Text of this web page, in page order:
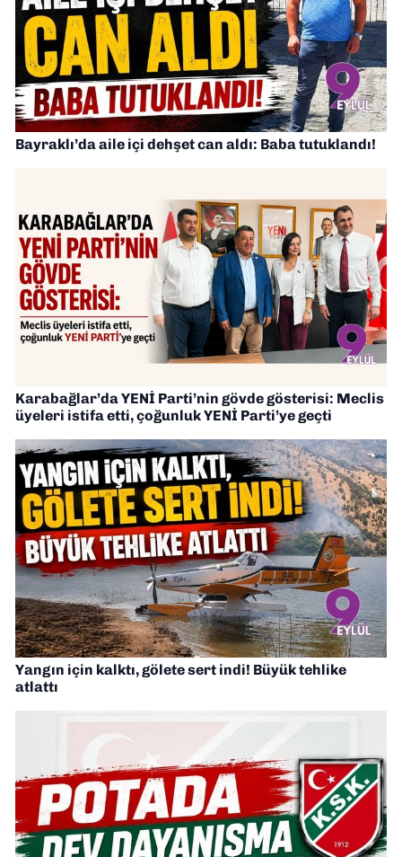
Bayraklı’da aile içi dehşet can aldı: Baba tutuklandı!
Karabağlar’da YENİ Parti’nin gövde gösterisi: Meclis
üyeleri istifa etti, çoğunluk YENİ Parti’ye geçti
Yangın için kalktı, gölete sert indi! Büyük tehlike
atlattı